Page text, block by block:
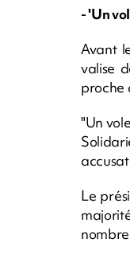
- 'Un
Avant
valise
proche
"Un
Le